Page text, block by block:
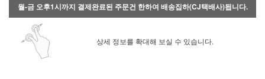
월-금 오후1시까지 결제완료된 주문건 한하여 배송집하(CJ택배사)됩니다.
상세 정보를 확대해 보실 수 있습니다.